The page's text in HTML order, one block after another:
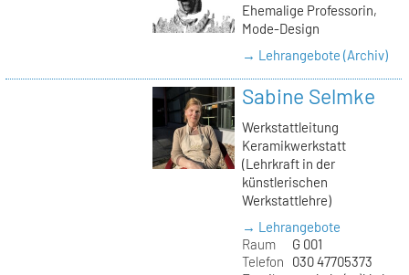
Ehemalige Professorin,
Mode-Design
→ Lehrangebote (Archiv)
Sabine Selmke
Werkstattleitung
Keramikwerkstatt
(Lehrkraft in der
künstlerischen
Werkstattlehre)
→ Lehrangebote
Raum
G 001
Telefon
030 47705373